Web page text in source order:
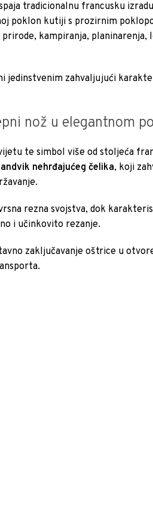
tradicionalnu francusku
poklon kutiji s prozirnim
kampiranja, planinarenja,
jedinstvenim zahvaljujući
nož u elegantnom
te simbol više od stoljeća
nehrđajućeg čelika, koji
rezna svojstva, dok
i učinkovito rezanje.
zaključavanje oštrice u